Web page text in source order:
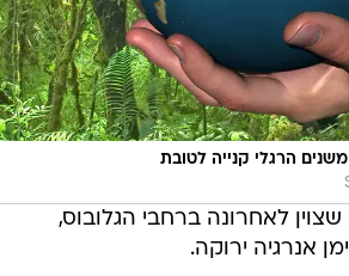
הרגלי קנייה לטובת
שצוין לאחרונה ברחבי הגלובוס,
אנרגיה ירוקה.